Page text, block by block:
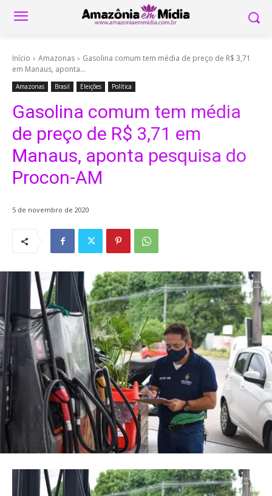
Início Amazonas
Gasolina comum tem média de preço de R$ 3,71
em Manaus, aponta...
Amazonas Brasil Eleições Política
Gasolina comum tem média
de preço de R$ 3,71 em
Manaus, aponta pesquisa do
Procon-AM
5 de novembro de 2020